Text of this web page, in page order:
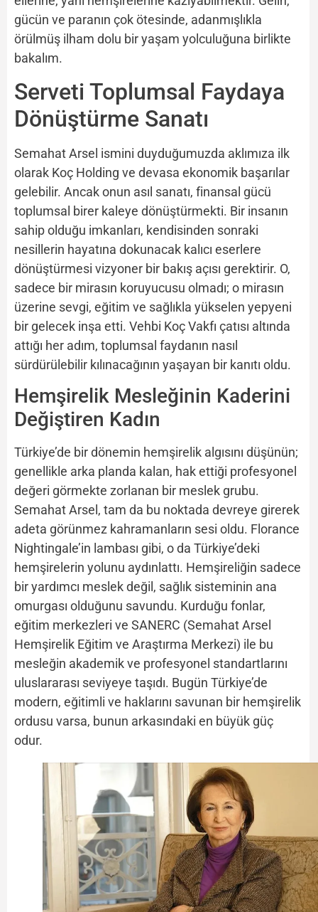
gücün ve paranın çok ötesinde, adanmışlıkla
örülmüş ilham dolu bir yaşam yolculuğuna birlikte
bakalım.
Serveti Toplumsal Faydaya
Dönüştürme Sanatı
Semahat Arsel ismini duyduğumuzda aklımıza ilk
olarak Koç Holding ve devasa ekonomik başarılar
gelebilir. Ancak onun asıl sanatı, finansal gücü
toplumsal birer kaleye dönüştürmekti. Bir insanın
sahip olduğu imkanları, kendisinden sonraki
nesillerin hayatına dokunacak kalıcı eserlere
dönüştürmesi vizyoner bir bakış açısı gerektirir. O,
sadece bir mirasın koruyucusu olmadı; o mirasın
üzerine sevgi, eğitim ve sağlıkla yükselen yepyeni
bir gelecek inşa etti. Vehbi Koç Vakfı çatısı altında
attığı her adım, toplumsal faydanın nasıl
sürdürülebilir kılınacağının yaşayan bir kanıtı oldu.
Hemşirelik Mesleğinin Kaderini
Değiştiren Kadın
Türkiye’de bir dönemin hemşirelik algısını düşünün;
genellikle arka planda kalan, hak ettiği profesyonel
değeri görmekte zorlanan bir meslek grubu.
Semahat Arsel, tam da bu noktada devreye girerek
adeta görünmez kahramanların sesi oldu. Florance
Nightingale’in lambası gibi, o da Türkiye’deki
hemşirelerin yolunu aydınlattı. Hemşireliğin sadece
bir yardımcı meslek değil, sağlık sisteminin ana
omurgası olduğunu savundu. Kurduğu fonlar,
eğitim merkezleri ve SANERC (Semahat Arsel
Hemşirelik Eğitim ve Araştırma Merkezi) ile bu
mesleğin akademik ve profesyonel standartlarını
uluslararası seviyeye taşıdı. Bugün Türkiye’de
modern, eğitimli ve haklarını savunan bir hemşirelik
ordusu varsa, bunun arkasındaki en büyük güç
odur.